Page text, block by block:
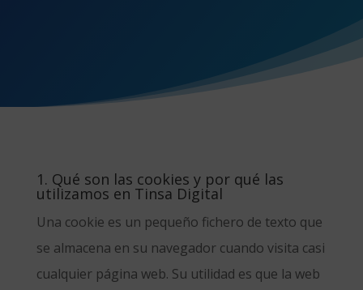
1. Qué son las cookies y por qué las
utilizamos en Tinsa Digital
Una cookie es un pequeño fichero de texto que
se almacena en su navegador cuando visita casi
cualquier página web. Su utilidad es que la web